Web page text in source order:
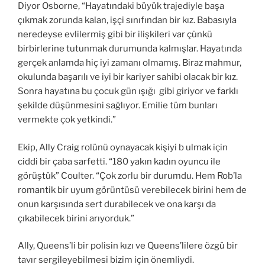
Diyor Osborne, “Hayatındaki büyük trajediyle başa
çıkmak zorunda kalan, işçi sınıfından bir kız. Babasıyla
neredeyse evlilermiş gibi bir ilişkileri var çünkü
birbirlerine tutunmak durumunda kalmışlar. Hayatında
gerçek anlamda hiç iyi zamanı olmamış. Biraz mahmur,
okulunda başarılı ve iyi bir kariyer sahibi olacak bir kız.
Sonra hayatına bu çocuk gün ışığı gibi giriyor ve farklı
şekilde düşünmesini sağlıyor. Emilie tüm bunları
vermekte çok yetkindi.”
Ekip, Ally Craig rolünü oynayacak kişiyi b ulmak için
ciddi bir çaba sarfetti. “180 yakın kadın oyuncu ile
görüştük” Coulter. “Çok zorlu bir durumdu. Hem Rob’la
romantik bir uyum görüntüsü verebilecek birini hem de
onun karşısında sert durabilecek ve ona karşı da
çıkabilecek birini arıyorduk.”
Ally, Queens’li bir polisin kızı ve Queens’lilere özgü bir
tavır sergileyebilmesi bizim için önemliydi.